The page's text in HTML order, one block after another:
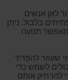
לאן אנשים
בלבול. ניתן
תנועה
שעוזר להפריד
לשמש כדי
להרחיק אותם